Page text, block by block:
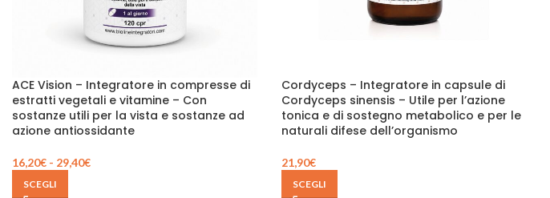
ACE Vision – Integratore in compresse di
estratti vegetali e vitamine – Con
sostanze utili per la vista e sostanze ad
azione antiossidante
16,20€ - 29,40€
SCEGLI
Cordyceps – Integratore in capsule di
Cordyceps sinensis – Utile per l’azione
tonica e di sostegno metabolico e per le
naturali difese dell’organismo
21,90€
SCEGLI